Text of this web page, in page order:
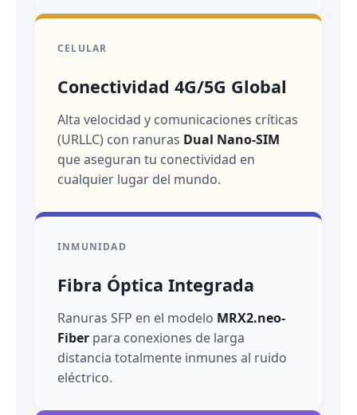
CELULAR
Conectividad 4G/5G Global
Alta velocidad y comunicaciones críticas
(URLLC) con ranuras Dual Nano-SIM
que aseguran tu conectividad en
cualquier lugar del mundo.
INMUNIDAD
Fibra Óptica Integrada
Ranuras SFP en el modelo MRX2.neo-
Fiber para conexiones de larga
distancia totalmente inmunes al ruido
eléctrico.